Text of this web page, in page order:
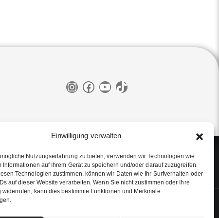
Einwilligung verwalten
Nutzungserfahrung zu bieten, verwenden wir Technologien wie
Informationen auf Ihrem Gerät zu speichern und/oder darauf zuzugreifen.
Technologien zustimmen, können wir Daten wie Ihr Surfverhalten oder
auf dieser Website verarbeiten. Wenn Sie nicht zustimmen oder Ihre
widerrufen, kann dies bestimmte Funktionen und Merkmale
Instagram Facebook YouTube TikTok